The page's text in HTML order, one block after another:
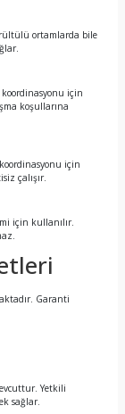
ortamlarda bile
için
koşullarına
için
çalışır.
için kullanılır.
Garanti
Yetkili
sağlar.